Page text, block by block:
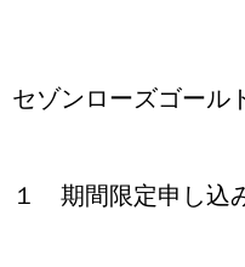
セゾンローズゴール
１ 期間限定申し込